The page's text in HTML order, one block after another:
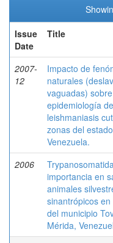
Issue
Date
Title
2007-
12
Impacto de
naturales
vaguadas)
epidemiología
leishmaniasis
zonas del
Venezuela.
2006
importancia en
animales
sinantrópicos
del municipio
Mérida,